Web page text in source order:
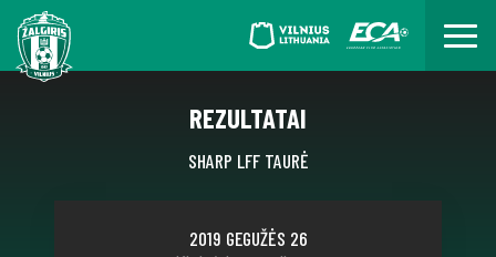
REZULTATAI
SHARP LFF TAURĖ
2019 GEGUŽĖS 26